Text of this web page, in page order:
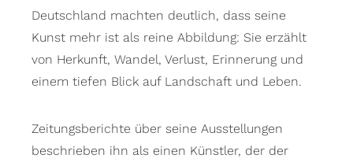
Deutschland machten deutlich, dass seine
Kunst mehr ist als reine Abbildung: Sie erzählt
von Herkunft, Wandel, Verlust, Erinnerung und
einem tiefen Blick auf Landschaft und Leben.
Zeitungsberichte über seine Ausstellungen
beschrieben ihn als einen Künstler, der der